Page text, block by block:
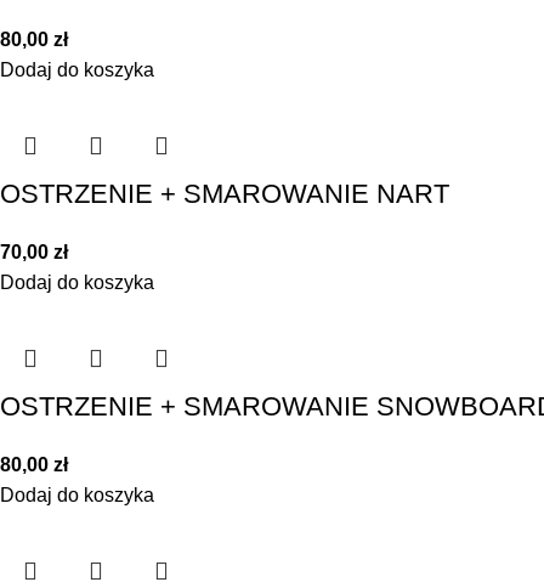
80,00 zł
Dodaj do koszyka
OSTRZENIE + SMAROWANIE NART
70,00 zł
Dodaj do koszyka
OSTRZENIE + SMAROWANIE
80,00 zł
Dodaj do koszyka